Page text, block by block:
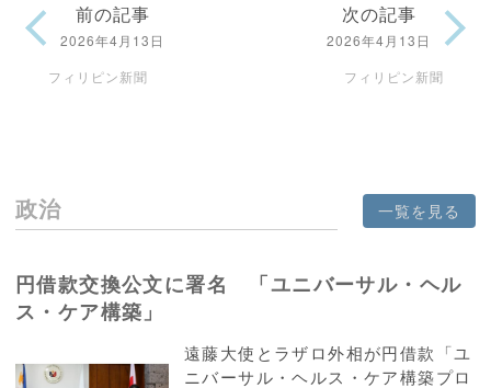
前の記事
2026年4月13日
フィリピン新聞
次の記事
2026年4月13日
フィリピン新聞
政治 一覧を見る
円借款交換公文に署名 「ユニバーサル・ヘル
ス・ケア構築」
遠藤大使とラザロ外相が円借款「ユ
ニバーサル・ヘルス・ケア構築プロ